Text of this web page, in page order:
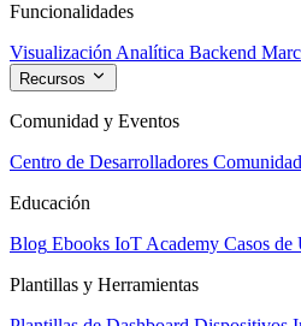
Funcionalidades
Visualización Analítica Backend
Recursos
Comunidad y Eventos
Centro de Desarrolladores Comunidad
Educación
Blog Ebooks IoT Academy Casos de
Plantillas y Herramientas